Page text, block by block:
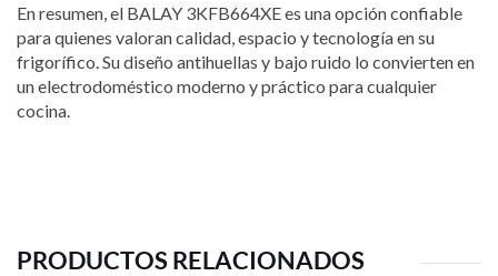
En resumen, el BALAY 3KFB664XE es una opción confiable
para quienes valoran calidad, espacio y tecnología en su
frigorífico. Su diseño antihuellas y bajo ruido lo convierten en
un electrodoméstico moderno y práctico para cualquier
cocina.
PRODUCTOS RELACIONADOS